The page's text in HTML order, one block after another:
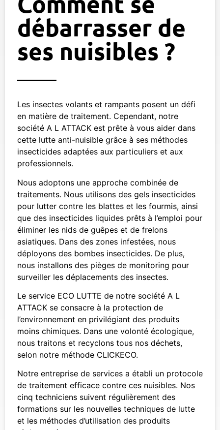
débarrasser de
ses nuisibles ?
Les insectes volants et rampants posent un défi
en matière de traitement. Cependant, notre
société A L ATTACK est prête à vous aider dans
cette lutte anti-nuisible grâce à ses méthodes
insecticides adaptées aux particuliers et aux
professionnels.
Nous adoptons une approche combinée de
traitements. Nous utilisons des gels insecticides
pour lutter contre les blattes et les fourmis, ainsi
que des insecticides liquides prêts à l’emploi pour
éliminer les nids de guêpes et de frelons
asiatiques. Dans des zones infestées, nous
déployons des bombes insecticides. De plus,
nous installons des pièges de monitoring pour
surveiller les déplacements des insectes.
Le service ECO LUTTE de notre société A L
ATTACK se consacre à la protection de
l’environnement en privilégiant des produits
moins chimiques. Dans une volonté écologique,
nous traitons et recyclons tous nos déchets,
selon notre méthode CLICKECO.
Notre entreprise de services a établi un protocole
de traitement efficace contre ces nuisibles. Nos
cinq techniciens suivent régulièrement des
formations sur les nouvelles techniques de lutte
et les méthodes d’utilisation des produits